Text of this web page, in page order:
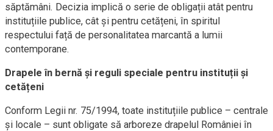
săptămâni. Decizia implică o serie de obligații atât pentru
instituțiile publice, cât și pentru cetățeni, în spiritul
respectului față de personalitatea marcantă a lumii
contemporane.
Drapele în bernă și reguli speciale pentru instituții și
cetățeni
Conform Legii nr. 75/1994, toate instituțiile publice – centrale
și locale – sunt obligate să arboreze drapelul României în